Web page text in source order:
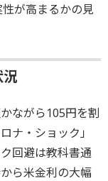
が高まるかの見
ながら105円を割
ナ・ショック」
回避は教科書通
ら米金利の大幅